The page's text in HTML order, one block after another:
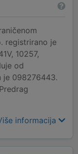
registrirano je
10257,
od
je 098276443.
informacija